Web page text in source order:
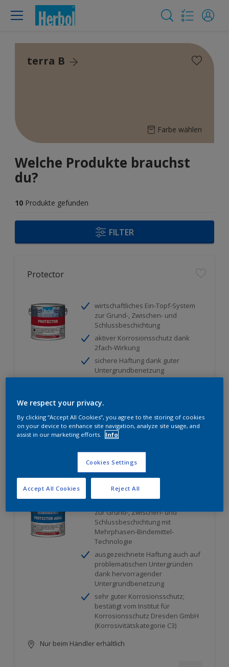
terra B
Farbe wählen
Welche Produkte brauchst
du?
10 Produkte gefunden
FILTER
Protector
wirtschaftliches Ein-Topf-System
zur Grund-, Zwischen- und
Schlussbeschichtung
aktiver Korrosionsschutz dank
2fach-Wirkung
sichere Haftung dank guter
Untergrundbenetzung
Protector Aqua
zur Grund-, Zwischen- und
Schlussbeschichtung mit
Mehrphasen-Bindemittel-
Technologie
ausgezeichnete Haftung auch auf
problematischen Untergründen
dank hervorragender
Untergrundbenetzung
sehr guter Korrosionsschutz;
bestätigt vom Institut für
Korrosionsschutz Dresden GmbH
(Korrosivitätskategorie C3)
Nur beim Händler erhältlich
We respect your privacy.
By clicking “Accept All Cookies”, you agree to the storing of cookies
on your device to enhance site navigation, analyze site usage, and
assist in our marketing efforts.
Info
Cookies Settings
Reject All
Accept All Cookies